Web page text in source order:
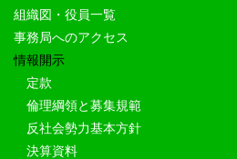
組織図・役員一覧
事務局へのアクセス
情報開示
定款
倫理綱領と募集規範
反社会勢力基本方針
決算資料